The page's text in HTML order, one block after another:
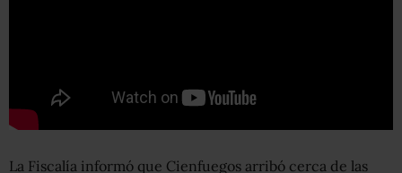
La Fiscalía informó que Cienfuegos arribó cerca de las